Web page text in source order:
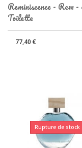
Reminiscence - Rem -
Toilette
77,40 €
Rupture de stock